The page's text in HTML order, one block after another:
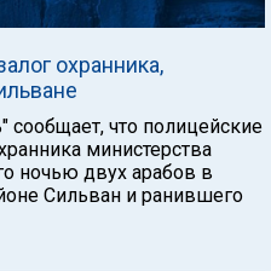
охранника,
сообщает, что полицейские
министерства
ночью двух арабов в
Сильван и ранившего